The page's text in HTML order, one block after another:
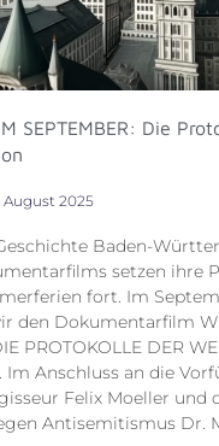
SEPTEMBER: Die
August 2025
Baden-
setzen ihre
fort. Im
den Dokumentarfilm
PROTOKOLLE DER
Im Anschluss an die
Felix Moeller und
Antisemitismus Dr.